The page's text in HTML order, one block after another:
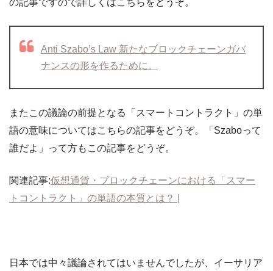
の記事ですので詳しくはこちらをどうぞ。
Anti Szabo’s Law 新たなブロックチェーンガバ
ナンスの形を作るために。
またこの議論の前提となる「スマートコントラクト」の単
語の意味についてはこちらの記事をどうぞ。「Szaboって
誰だよ」って方もこの記事をどうぞ。
関連記事:仮想通貨・ブロックチェーンにおける「スマー
トコントラクト」の単語の本質とは？ |
日本では中々議論されてはいませんでしたが、イーサリア